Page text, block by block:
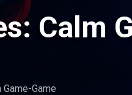
Calm
Game